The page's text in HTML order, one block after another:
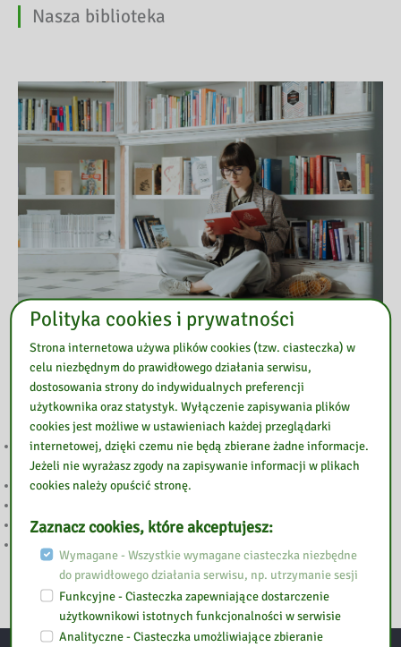
Nasza biblioteka
Przeczytaj
„LETNIE GRANIE” PONOWNIE W GOŁOTCZYŹNIE. DWA DNI MUZYKI,
KINA I RODZINNEJ ZABAWY
SIERPNIOWE KODY DO LEGIMI i EMPIK GO
WAKACJI Z BIBLIOTEKĄ CIĄG DALSZY
WAKACJE Z BIBLIOTEKĄ
Polityka cookies i prywatności
Strona internetowa używa plików cookies (tzw. ciasteczka) w
celu niezbędnym do prawidłowego działania serwisu,
dostosowania strony do indywidualnych preferencji
użytkownika oraz statystyk. Wyłączenie zapisywania plików
cookies jest możliwe w ustawieniach każdej przeglądarki
internetowej, dzięki czemu nie będą zbierane żadne informacje.
Jeżeli nie wyrażasz zgody na zapisywanie informacji w plikach
cookies należy opuścić stronę.
Zaznacz cookies, które akceptujesz:
Wymagane - Wszystkie wymagane ciasteczka niezbędne
do prawidłowego działania serwisu, np. utrzymanie sesji
Funkcyjne - Ciasteczka zapewniające dostarczenie
użytkownikowi istotnych funkcjonalności w serwisie
Analityczne - Ciasteczka umożliwiające zbieranie